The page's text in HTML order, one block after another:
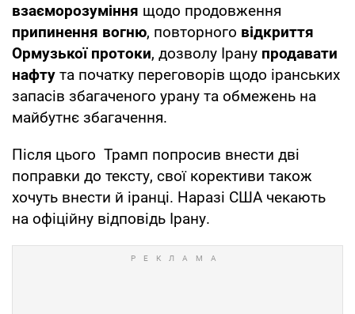
взаєморозуміння щодо продовження
припинення вогню, повторного відкриття
Ормузької протоки, дозволу Ірану продавати
нафту та початку переговорів щодо іранських
запасів збагаченого урану та обмежень на
майбутнє збагачення.
Після цього Трамп попросив внести дві
поправки до тексту, свої корективи також
хочуть внести й іранці. Наразі США чекають
на офіційну відповідь Ірану.